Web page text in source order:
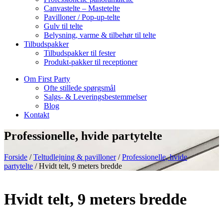
Canvastelte – Mastetelte
Pavilloner / Pop-up-telte
Gulv til telte
Belysning, varme & tilbehør til telte
Tilbudspakker
Tilbudspakker til fester
Produkt-pakker til receptioner
Om First Party
Ofte stillede spørgsmål
Salgs- & Leveringsbestemmelser
Blog
Kontakt
Professionelle, hvide partytelte
Forside /Teltudlejning & pavilloner/Professionelle, hvide
partytelte / Hvidt telt, 9 meters bredde
Hvidt telt, 9 meters bredde